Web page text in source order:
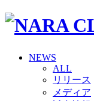
NEWS
ALL
リリース
メディア